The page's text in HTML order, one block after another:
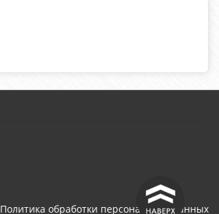
^
Политика обработки персональных данных